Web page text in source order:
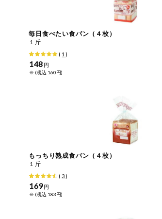
人気カテゴリ
食品から探す
自動注文システム登録
など
麺類
おやつ
飲料
特定原材料と特定原材料に準ずるものが
特定原材料
小麦
あわび
アレルゲン情報は、商品企画時の情報の
特定原材料に準ずるものは、お取引先か
毎日食べたい食パン（４枚）
１斤
( 1 )
148 円
※ (税込 160円)
もっちり熟成食パン（４枚）
１斤
(3)
169 円
※ (税込 183円)